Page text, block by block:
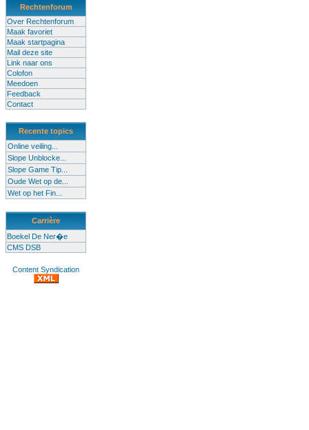
Rechtenforum
Over Rechtenforum
Maak favoriet
Maak startpagina
Mail deze site
Link naar ons
Colofon
Meedoen
Feedback
Contact
Recente topics
Online veiling...
Slope Unblocke...
Slope Game Tip...
Oude Wet op de...
Wet op het Fin...
Carrière
Boekel De Ner�e
CMS DSB
Content Syndication